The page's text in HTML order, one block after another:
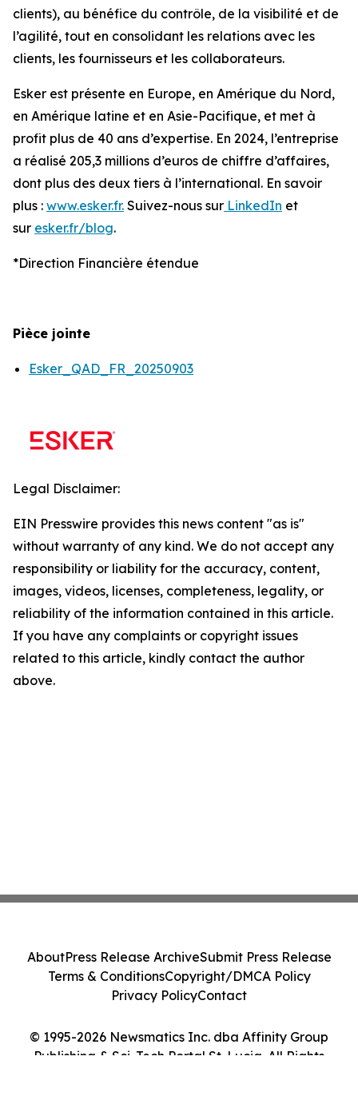
clients), au bénéfice du contrôle, de la visibilité et de
l’agilité, tout en consolidant les relations avec les
clients, les fournisseurs et les collaborateurs.
Esker est présente en Europe, en Amérique du Nord,
en Amérique latine et en Asie-Pacifique, et met à
profit plus de 40 ans d’expertise. En 2024, l’entreprise
a réalisé 205,3 millions d’euros de chiffre d’affaires,
dont plus des deux tiers à l’international. En savoir
plus : www.esker.fr. Suivez-nous sur LinkedIn et
sur esker.fr/blog.
*Direction Financière étendue
Pièce jointe
Esker_QAD_FR_20250903
Legal Disclaimer:
EIN Presswire provides this news content "as is"
without warranty of any kind. We do not accept any
responsibility or liability for the accuracy, content,
images, videos, licenses, completeness, legality, or
reliability of the information contained in this article.
If you have any complaints or copyright issues
related to this article, kindly contact the author
above.
© 1995-2026 Newsmatics Inc. dba Affinity Group
Publishing & Sci-Tech Portal St. Lucia. All Rights
AboutPress Release ArchiveSubmit Press Release
Terms & ConditionsCopyright/DMCA Policy
Privacy PolicyContact